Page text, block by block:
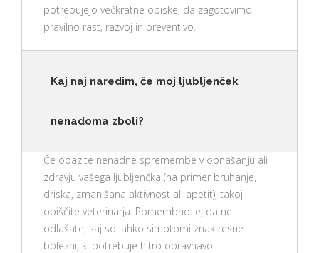
potrebujejo večkratne obiske, da zagotovimo
pravilno rast, razvoj in preventivo.
Kaj naj naredim, če moj ljubljenček
nenadoma zboli?
Če opazite nenadne spremembe v obnašanju ali
zdravju vašega ljubljenčka (na primer bruhanje,
driska, zmanjšana aktivnost ali apetit), takoj
obiščite veterinarja. Pomembno je, da ne
odlašate, saj so lahko simptomi znak resne
bolezni, ki potrebuje hitro obravnavo.